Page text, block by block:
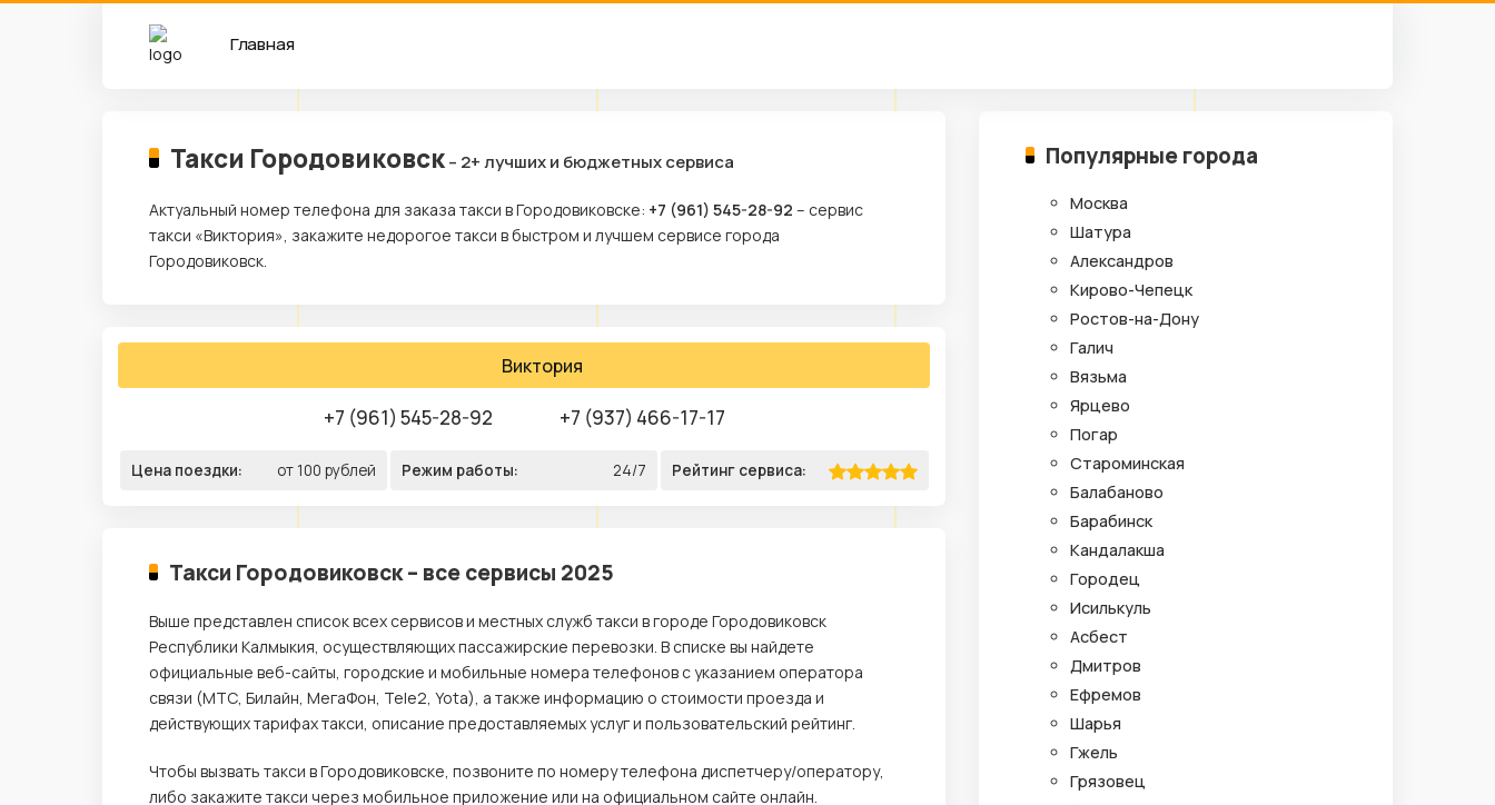
Главная
Такси Городовиковск– 2+ лучших и бюджетных сервиса
Актуальный номер телефона для заказа такси в Городовиковске: +7 (961) 545-28-92 – сервис
такси «Виктория», закажите недорогое такси в быстром и лучшем сервисе города
Городовиковск.
Виктория
+7 (961) 545-28-92 +7 (937) 466-17-17
Цена поездки: от 100 рублей Режим работы: 24/7 Рейтинг сервиса:
Такси Городовиковск – все сервисы 2025
Выше представлен список всех сервисов и местных служб такси в городе Городовиковск
Республики Калмыкия, осуществляющих пассажирские перевозки. В списке вы найдете
официальные веб-сайты, городские и мобильные номера телефонов с указанием оператора
связи (МТС, Билайн, МегаФон, Tele2, Yota), а также информацию о стоимости проезда и
действующих тарифах такси, описание предоставляемых услуг и пользовательский рейтинг.
Чтобы вызвать такси в Городовиковске, позвоните по номеру телефона диспетчеру/оператору,
либо закажите такси через мобильное приложение или на официальном сайте онлайн.
Популярные города
Москва
Шатура
Александров
Кирово-Чепецк
Ростов-на-Дону
Галич
Вязьма
Ярцево
Погар
Староминская
Балабаново
Барабинск
Кандалакша
Городец
Исилькуль
Асбест
Дмитров
Ефремов
Шарья
Гжель
Грязовец